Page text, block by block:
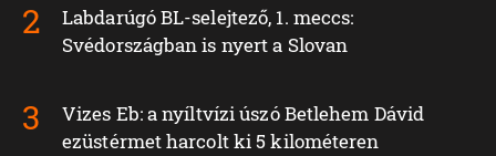
Labdarúgó BL-selejtező, 1. meccs:
Svédországban is nyert a Slovan
Vizes Eb: a nyíltvízi úszó Betlehem Dávid
ezüstérmet harcolt ki 5 kilométeren